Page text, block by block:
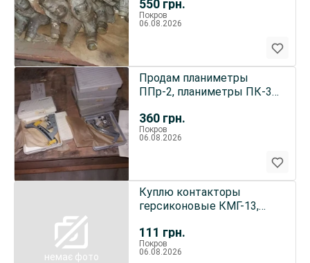
550 грн.
ру100
Покров
06.08.2026
360 грн.
Продам планиметры
ППр-2, планиметры ПК-3
Покров
06.08.2026
немає фото
111 грн.
Куплю контакторы
герсиконовые КМГ-13,
или герси
Покров
06.08.2026